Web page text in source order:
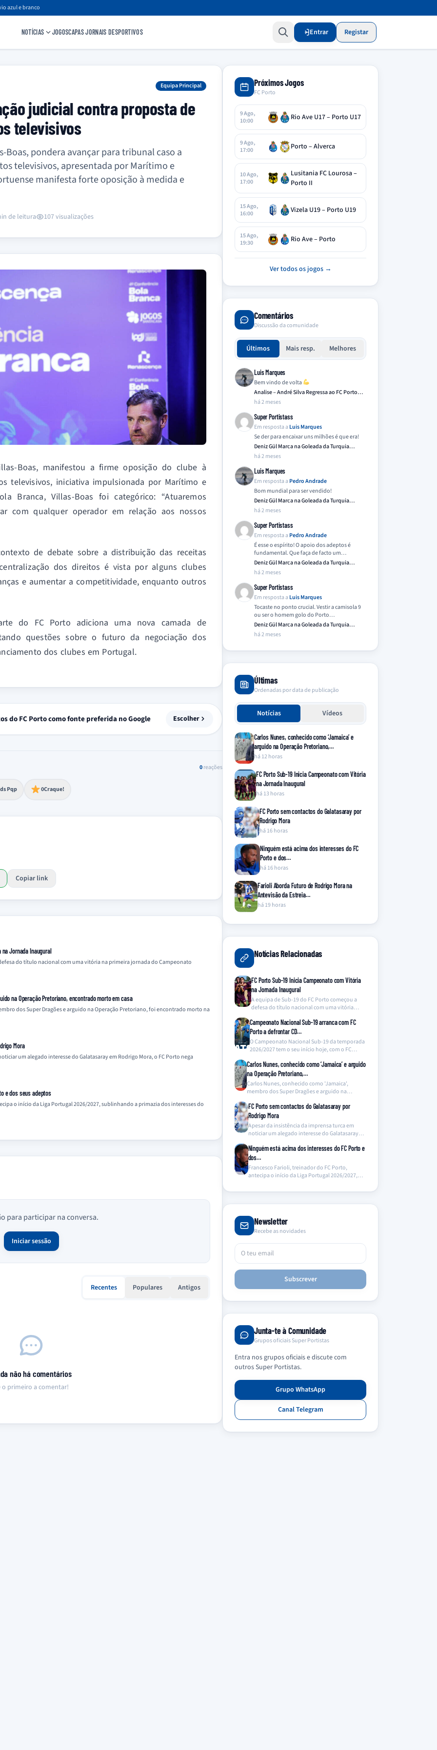
azul e branco
NOTÍCIAS JOGOSCAPAS JORNAIS DESPORTIVOS Entrar Registar
Equipa Principal
judicial contra proposta de
televisivos
Boas, pondera avançar para tribunal caso a
televisivos, apresentada por Marítimo e
manifesta forte oposição à medida e
de leitura 107 visualizações
Boas, manifestou a firme oposição do clube à
televisivos, iniciativa impulsionada por Marítimo e
Branca, Villas-Boas foi categórico: “Atuaremos
com qualquer operador em relação aos nossos
de debate sobre a distribuição das receitas
dos direitos é vista por alguns clubes
e aumentar a competitividade, enquanto outros
do FC Porto adiciona uma nova camada de
questões sobre o futuro da negociação dos
dos clubes em Portugal.
do FC Porto como fonte preferida no Google Escolher
0reações
Pqp
extremo 0Craque!
Copiar link
na Jornada Inaugural
do título nacional com uma vitória na primeira jornada do Campeonato
na Operação Pretoriano, encontrado morto em casa
dos Super Dragões e arguido na Operação Pretoriano, foi encontrado morto na
Mora
um alegado interesse do Galatasaray em Rodrigo Mora, o FC Porto nega
e dos seus adeptos
o início da Liga Portugal 2026/2027, sublinhando a primazia dos interesses do
para participar na conversa.
Iniciar sessão
Recentes Populares Antigos
não há comentários
o primeiro a comentar!
Próximos Jogos
FC Porto
9 Ago,
10:00
Rio Ave U17 – Porto U17
9 Ago,
17:00
Porto – Alverca
10 Ago,
17:00
Lusitania FC Lourosa –
Porto II
15 Ago,
16:00
Vizela U19 – Porto U19
15 Ago,
19:30
Rio Ave – Porto
Ver todos os jogos →
Comentários
Discussão da comunidade
Últimos Mais resp. Melhores
Luis Marques
Bem vindo de volta
Analise – André Silva Regressa ao FC Porto…
há 2 meses
Super Portistass
Em resposta a Luis Marques
Se der para encaixar uns milhões é que era!
Deniz Gül Marca na Goleada da Turquia
Frente…
há 2 meses
Luis Marques
Em resposta a Pedro Andrade
Bom mundial para ser vendido!
Deniz Gül Marca na Goleada da Turquia
Frente…
há 2 meses
Super Portistass
Em resposta a Pedro Andrade
É esse o espírito! O apoio dos adeptos é
fundamental. Que faça de facto um…
Deniz Gül Marca na Goleada da Turquia
Frente…
há 2 meses
Super Portistass
Em resposta a Luis Marques
Tocaste no ponto crucial. Vestir a camisola 9
ou ser o homem golo do Porto…
Deniz Gül Marca na Goleada da Turquia
Frente…
há 2 meses
Últimas
Ordenadas por data de publicação
Notícias Vídeos
Carlos Nunes, conhecido como ‘Jamaica’ e
arguido na Operação Pretoriano,…
há 12 horas
FC Porto Sub-19 Inicia Campeonato com Vitória
na Jornada Inaugural
há 13 horas
FC Porto sem contactos do Galatasaray por
Rodrigo Mora
há 16 horas
Ninguém está acima dos interesses do FC
Porto e dos…
há 16 horas
Farioli Aborda Futuro de Rodrigo Mora na
Antevisão da Estreia…
há 19 horas
Notícias Relacionadas
FC Porto Sub-19 Inicia Campeonato com Vitória
na Jornada Inaugural
A equipa de Sub-19 do FC Porto começou a
defesa do título nacional com uma vitória…
Campeonato Nacional Sub-19 arranca com FC
Porto a defrontar CD…
O Campeonato Nacional Sub-19 da temporada
2026/2027 tem o seu início hoje, com o FC
Carlos Nunes, conhecido como ‘Jamaica’ e arguido
na Operação Pretoriano,…
Carlos Nunes, conhecido como 'Jamaica',
membro dos Super Dragões e arguido na
FC Porto sem contactos do Galatasaray por
Rodrigo Mora
Apesar da insistência da imprensa turca em
noticiar um alegado interesse do Galatasaray
Ninguém está acima dos interesses do FC Porto e
dos…
Francesco Farioli, treinador do FC Porto,
antecipa o início da Liga Portugal 2026/2027,
Newsletter
Recebe as novidades
Subscrever
Junta-te à Comunidade
Grupos oficiais Super Portistas
Entra nos grupos oficiais e discute com
outros Super Portistas.
Grupo WhatsApp
Canal Telegram